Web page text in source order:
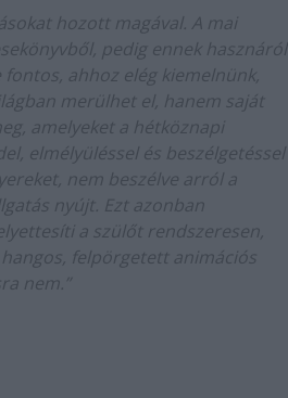
hozott magával. A mai
pedig ennek hasznáról
ahhoz elég kiemelnünk,
merülhet el, hanem saját
amelyeket a hétköznapi
elmélyüléssel és beszélgetéssel
nem beszélve arról a
nyújt. Ezt azonban
a szülőt rendszeresen,
felpörgetett animációs
nem.”